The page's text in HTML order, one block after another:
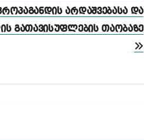
არდაშვებასა და
გათავისუფლების თაობაზე